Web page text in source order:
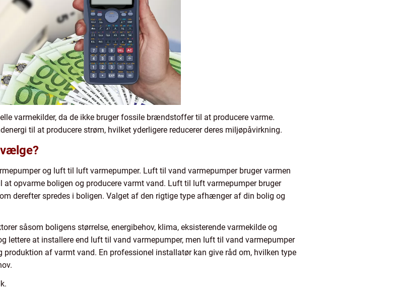
varmekilder, da de ikke bruger fossile brændstoffer til at producere varme.
til at producere strøm, hvilket yderligere reducerer deres miljøpåvirkning.
og luft til luft varmepumper. Luft til vand varmepumper bruger varmen
opvarme boligen og producere varmt vand. Luft til luft varmepumper bruger
derefter spredes i boligen. Valget af den rigtige type afhænger af din bolig og
såsom boligens størrelse, energibehov, klima, eksisterende varmekilde og
lettere at installere end luft til vand varmepumper, men luft til vand varmepumper
af varmt vand. En professionel installatør kan give råd om, hvilken type